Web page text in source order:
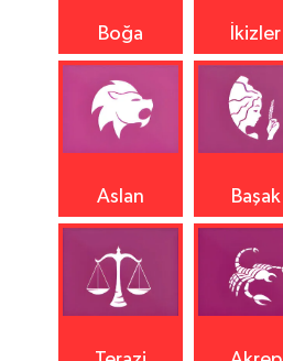
Boğa İkizler
Aslan Başak